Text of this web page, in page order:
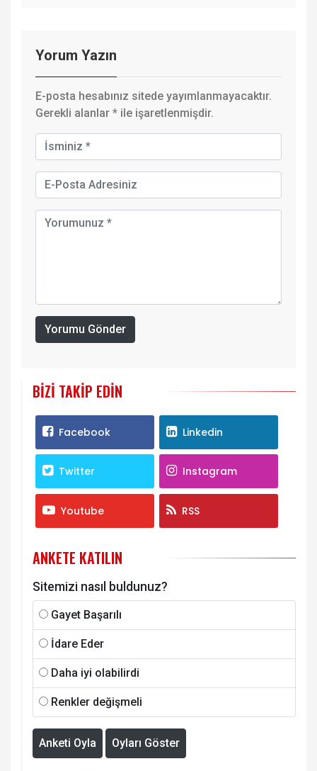
Yorum Yazın
E-posta hesabınız sitede yayımlanmayacaktır.
Gerekli alanlar * ile işaretlenmişdir.
Yorumu Gönder
BIZI TAKIP EDIN
Facebook Linkedin
Twitter Instagram
Youtube RSS
ANKETE KATILIN
Sitemizi nasıl buldunuz?
Gayet Başarılı
İdare Eder
Daha iyi olabilirdi
Renkler değişmeli
Anketi Oyla Oyları Göster